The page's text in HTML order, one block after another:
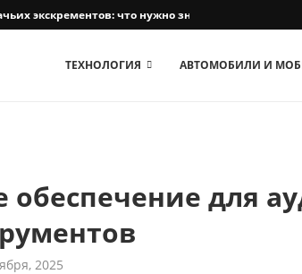
экскрементов: что нужно знать владельцам
ТЕХНОЛОГИЯ АВТОМОБИЛИ И
для
2025